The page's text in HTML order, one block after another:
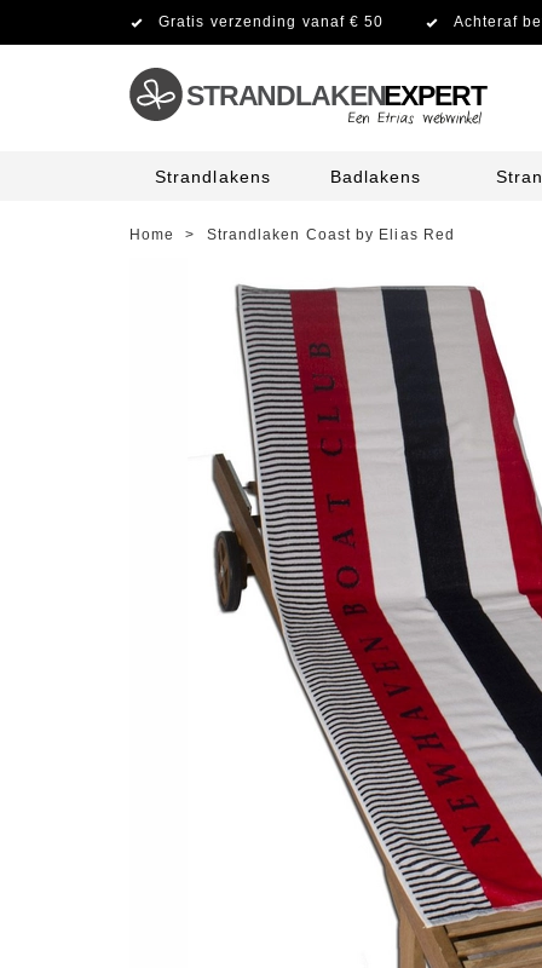
Gratis verzending vanaf € 50 Achteraf
STRANDLAKENEXPERT
Strandlakens Badlakens
Home > Strandlaken Coast by Elias Red